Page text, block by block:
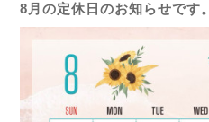
8月の定休日のお知らせです。